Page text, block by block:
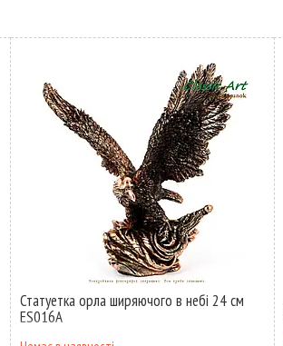
Статуетка орла ширяючого в небі 24 см
ES016A